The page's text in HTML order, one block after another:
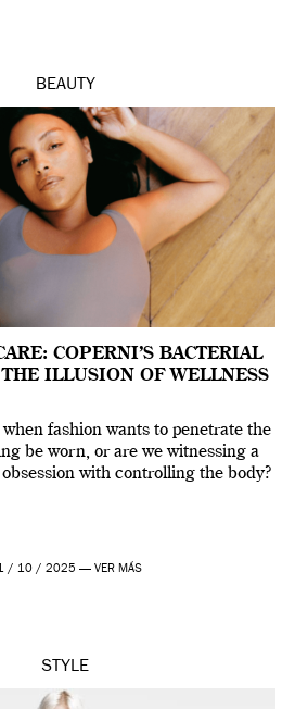
BEAUTY
COPERNI’S BACTERIAL
ILLUSION OF WELLNESS
fashion wants to penetrate the
be worn, or are we witnessing a
with controlling the body?
/ 10 / 2025 — VER MÁS
STYLE